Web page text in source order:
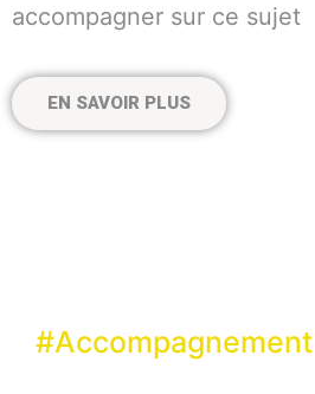
accompagner sur ce sujet
EN SAVOIR PLUS
#Formation